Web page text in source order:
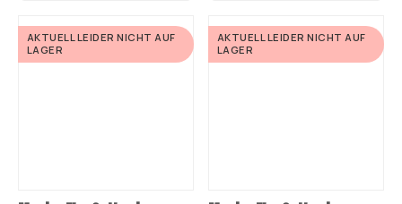
AKTUELL LEIDER NICHT AUF
LAGER
AKTUELL LEIDER NICHT AUF
LAGER